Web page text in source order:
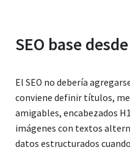
SEO base
El SEO no debería
conviene definir títulos,
amigables, encabezados
imágenes con textos
datos estructurados